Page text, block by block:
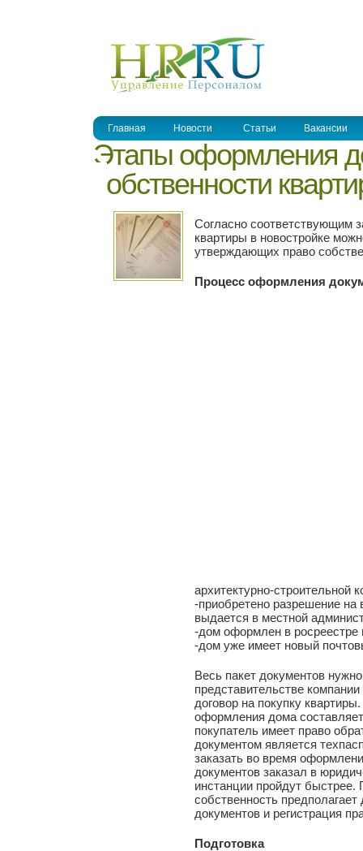
Главная Новости Статьи Вакансии
Этапы оформления
собственности
Согласно соответствующим
квартиры в новостройке
утверждающих право
Процесс оформления
архитектурно-строительной
-приобретено разрешение
выдается в местной
-дом оформлен в росреестре
-дом уже имеет новый
Весь пакет документов
представительстве
договор на покупку
оформления дома
покупатель имеет право
документом является
заказать во время
документов заказал в
инстанции пройдут
собственность
документов и регистрация
Подготовка